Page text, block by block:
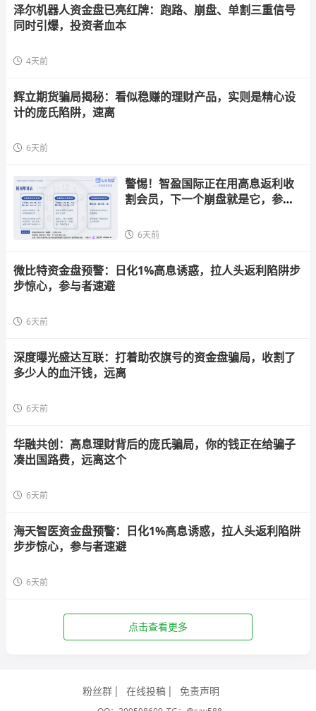
泽尔机器人资金盘已亮红牌：跑路、崩盘、单割三重信号
同时引爆，投资者血本
4天前
辉立期货骗局揭秘：看似稳赚的理财产品，实则是精心设
计的庞氏陷阱，速离
6天前
警惕！智盈国际正在用高息返利收
割会员，下一个崩盘就是它，参与
6天前
微比特资金盘预警：日化1%高息诱惑，拉人头返利陷阱步
步惊心，参与者速避
6天前
深度曝光盛达互联：打着助农旗号的资金盘骗局，收割了
多少人的血汗钱，远离
6天前
华融共创：高息理财背后的庞氏骗局，你的钱正在给骗子
凑出国路费，远离这个
6天前
海天智医资金盘预警：日化1%高息诱惑，拉人头返利陷阱
步步惊心，参与者速避
6天前
点击查看更多
粉丝群 在线投稿 免责声明